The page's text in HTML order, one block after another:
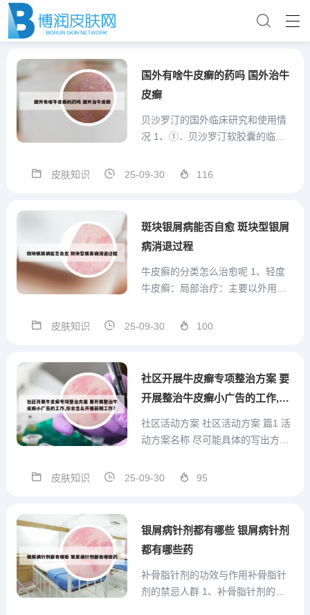
国外有啥牛皮癣的药吗 国外治牛
皮癣
贝沙罗汀的国外临床研究和使用情
况 1、①．贝沙罗汀软胶囊的临床
治疗方法无反应或不能耐受的早期
例（54%）获得全部或部分反应
皮肤知识 25-09-30 116
斑块银屑病能否自愈 斑块型银屑
病消退过程
牛皮癣的分类怎么治愈呢 1、轻度
牛皮癣：局部治疗：主要以外用药
生物类药膏。特定部位治疗：若皮
洗剂或二硫化硒洗头，每晚一次连
皮肤知识 25-09-30 100
社区开展牛皮癣专项整治方案 要
开展整治牛皮癣小广告的工作,你
会怎么开展前期工作?
社区活动方案 社区活动方案 篇1 活
动方案名称 尽可能具体的写出方案
案”，置于页面中央，当然可以写出
新形势下社区的双拥工作，进一步
皮肤知识 25-09-30 95
银屑病针剂都有哪些 银屑病针剂
都有哪些药
补骨脂针剂的功效与作用补骨脂针
剂的禁忌人群 1、补骨脂针剂的功